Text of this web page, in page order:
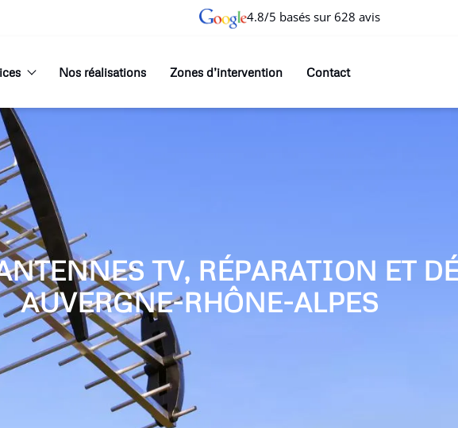
4.8/5 basés sur 628 avis
Nos réalisations Zones d’intervention Contact
TV, RÉPARATION ET
AUVERGNE-RHÔNE-ALPES